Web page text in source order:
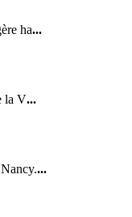
ha...
la V...
...